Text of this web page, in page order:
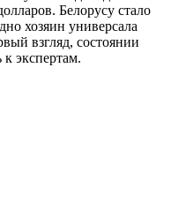
Белорусу стало
хозяин универсала
взгляд, состоянии
к экспертам.